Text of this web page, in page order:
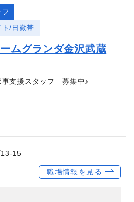
/日勤帯
ムグランダ金沢武蔵
事支援スタッフ 募集中♪
15
職場情報を見る